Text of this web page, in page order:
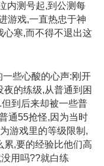
测号起,到公测每
游戏,一直热忠于神
心寒,而不得不退出这
些心酸的心声:刚开
的练级,从普通到困
到后来却被一些普
通55抢怪,因为当时
游戏里的等级限制,
累,要的经验比他们高
用吗??就白练